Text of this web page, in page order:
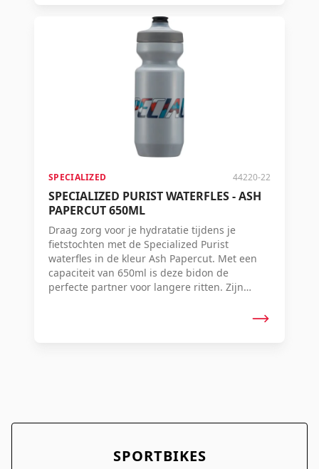
SPECIALIZED 44220-22
SPECIALIZED PURIST WATERFLES - ASH
PAPERCUT 650ML
Draag zorg voor je hydratatie tijdens je
fietstochten met de Specialized Purist
waterfles in de kleur Ash Papercut. Met een
capaciteit van 650ml is deze bidon de
perfecte partner voor langere ritten. Zijn
dat je drankjes altijd fris en schoon smaken
SPORTBIKES